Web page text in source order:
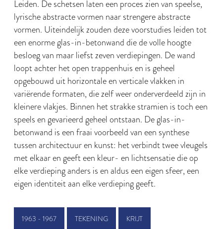
Leiden. De schetsen laten een proces zien van speelse,
lyrische abstracte vormen naar strengere abstracte
vormen. Uiteindelijk zouden deze voorstudies leiden tot
een enorme glas-in-betonwand die de volle hoogte
besloeg van maar liefst zeven verdiepingen. De wand
loopt achter het open trappenhuis en is geheel
opgebouwd uit horizontale en verticale vlakken in
variërende formaten, die zelf weer onderverdeeld zijn in
kleinere vlakjes. Binnen het strakke stramien is toch een
speels en gevarieerd geheel ontstaan. De glas-in-
betonwand is een fraai voorbeeld van een synthese
tussen architectuur en kunst: het verbindt twee vleugels
met elkaar en geeft een kleur- en lichtsensatie die op
elke verdieping anders is en aldus een eigen sfeer, een
eigen identiteit aan elke verdieping geeft.
1963 - 1967 TEKENING KRIJT